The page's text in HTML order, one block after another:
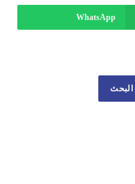
WhatsApp
البحث